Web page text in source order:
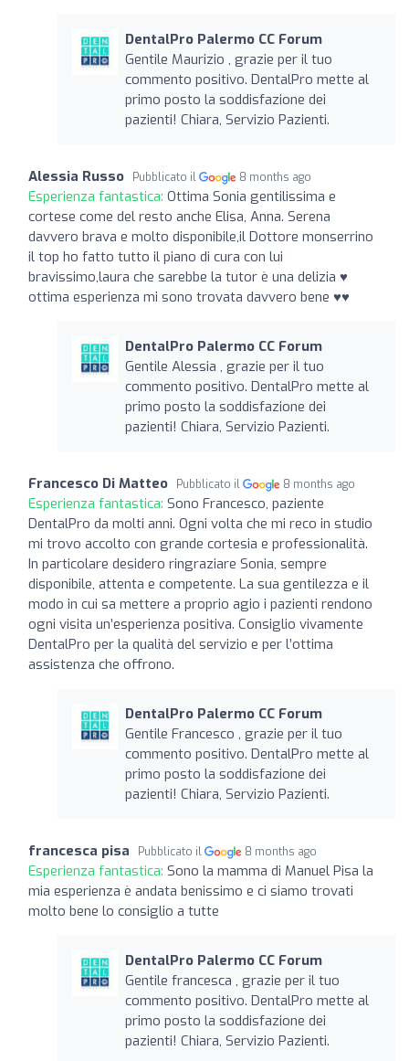
DentalPro Palermo CC Forum
Gentile Maurizio , grazie per il tuo
commento positivo. DentalPro mette al
primo posto la soddisfazione dei
pazienti! Chiara, Servizio Pazienti.
Alessia Russo Pubblicato il 8 months ago
Esperienza fantastica: Ottima Sonia gentilissima e
cortese come del resto anche Elisa, Anna. Serena
davvero brava e molto disponibile,il Dottore monserrino
il top ho fatto tutto il piano di cura con lui
bravissimo,laura che sarebbe la tutor è una delizia ♥️
ottima esperienza mi sono trovata davvero bene ♥️♥️
DentalPro Palermo CC Forum
Gentile Alessia , grazie per il tuo
commento positivo. DentalPro mette al
primo posto la soddisfazione dei
pazienti! Chiara, Servizio Pazienti.
Francesco Di Matteo Pubblicato il 8 months ago
Esperienza fantastica: Sono Francesco, paziente
DentalPro da molti anni. Ogni volta che mi reco in studio
mi trovo accolto con grande cortesia e professionalità.
In particolare desidero ringraziare Sonia, sempre
disponibile, attenta e competente. La sua gentilezza e il
modo in cui sa mettere a proprio agio i pazienti rendono
ogni visita un’esperienza positiva. Consiglio vivamente
DentalPro per la qualità del servizio e per l’ottima
assistenza che offrono.
DentalPro Palermo CC Forum
Gentile Francesco , grazie per il tuo
commento positivo. DentalPro mette al
primo posto la soddisfazione dei
pazienti! Chiara, Servizio Pazienti.
francesca pisa Pubblicato il 8 months ago
Esperienza fantastica: Sono la mamma di Manuel Pisa la
mia esperienza è andata benissimo e ci siamo trovati
molto bene lo consiglio a tutte
DentalPro Palermo CC Forum
Gentile francesca , grazie per il tuo
commento positivo. DentalPro mette al
primo posto la soddisfazione dei
pazienti! Chiara, Servizio Pazienti.